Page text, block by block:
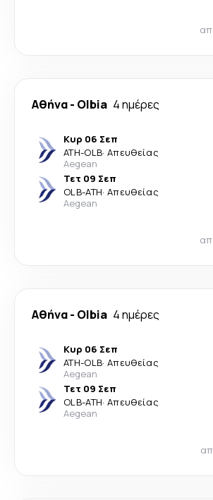
Αθήνα- Olbia 4 ημέρες
Κυρ 06 Σεπ
ATH-OLB· Απευθείας
Aegean
Τετ 09 Σεπ
OLB-ATH· Απευθείας
Aegean
Αθήνα- Olbia 4 ημέρες
Κυρ 06 Σεπ
ATH-OLB· Απευθείας
Aegean
Τετ 09 Σεπ
OLB-ATH· Απευθείας
Aegean